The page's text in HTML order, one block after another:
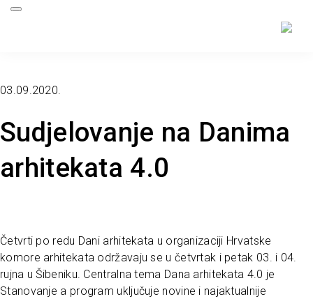
Sudjelovanje na Danima
arhitekata 4.0
03.09.2020.
Četvrti po redu Dani arhitekata u organizaciji Hrvatske
komore arhitekata održavaju se u četvrtak i petak 03. i 04.
rujna u Šibeniku. Centralna tema Dana arhitekata 4.0 je
Stanovanje a program uključuje novine i najaktualnije